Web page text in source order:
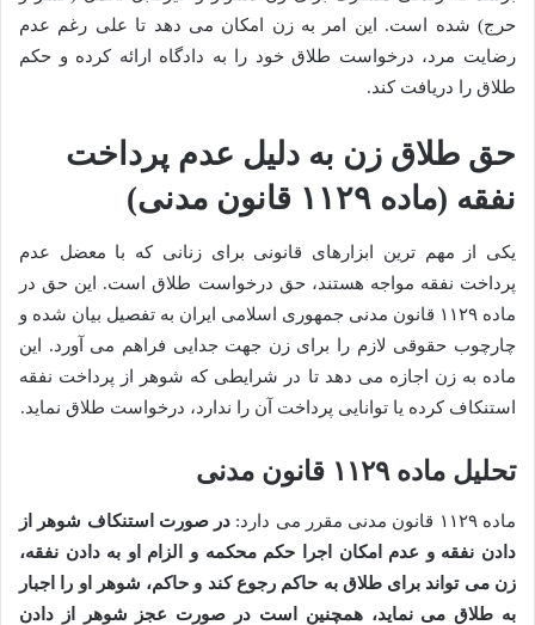
حرج) شده است. این امر به زن امکان می دهد تا علی رغم عدم
رضایت مرد، درخواست طلاق خود را به دادگاه ارائه کرده و حکم
طلاق را دریافت کند.
حق طلاق زن به دلیل عدم پرداخت
نفقه (ماده ۱۱۲۹ قانون مدنی)
یکی از مهم ترین ابزارهای قانونی برای زنانی که با معضل عدم
پرداخت نفقه مواجه هستند، حق درخواست طلاق است. این حق در
ماده ۱۱۲۹ قانون مدنی جمهوری اسلامی ایران به تفصیل بیان شده و
چارچوب حقوقی لازم را برای زن جهت جدایی فراهم می آورد. این
ماده به زن اجازه می دهد تا در شرایطی که شوهر از پرداخت نفقه
استنکاف کرده یا توانایی پرداخت آن را ندارد، درخواست طلاق نماید.
تحلیل ماده ۱۱۲۹ قانون مدنی
ماده ۱۱۲۹ قانون مدنی مقرر می دارد:
در صورت استنکاف شوهر از
دادن نفقه و عدم امکان اجرا حکم محکمه و الزام او به دادن نفقه،
زن می تواند برای طلاق به حاکم رجوع کند و حاکم، شوهر او را اجبار
به طلاق می نماید، همچنین است در صورت عجز شوهر از دادن